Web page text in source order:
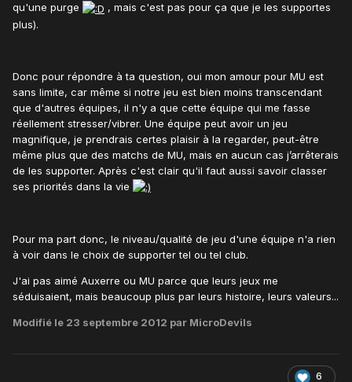
qu'une purge
, mais c'est pas pour ça que je les supportes
plus).
Donc pour répondre à ta question, oui mon amour pour MU est
sans limite, car même si notre jeu est bien moins transcendant
que d'autres équipes, il n'y a que cette équipe qui me fasse
réellement stresser/vibrer. Une équipe peut avoir un jeu
magnifique, je prendrais certes plaisir à la regarder, peut-être
même plus que des matchs de MU, mais en aucun cas j’arrêterais
de les supporter. Après c'est clair qu'il faut aussi savoir classer
ses priorités dans la vie
Pour ma part donc, le niveau/qualité de jeu d'une équipe n'a rien
à voir dans le choix de supporter tel ou tel club.
J'ai pas aimé Auxerre ou MU parce que leurs jeux me
séduisaient, mais beaucoup plus par leurs histoire, leurs valeurs...
Modifié le 23 septembre 2012 par MicroDevils
6